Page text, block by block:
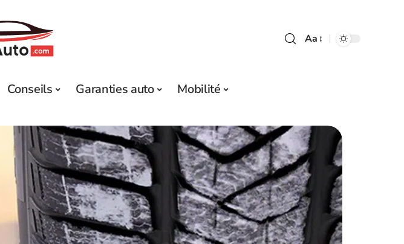
Aa
Conseils Garanties auto Mobilité